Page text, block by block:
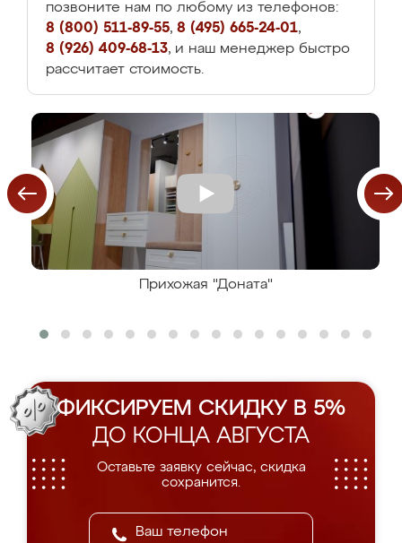
позвоните нам по любому из телефонов:
8 (800) 511-89-55, 8 (495) 665-24-01,
8 (926) 409-68-13, и наш менеджер быстро
рассчитает стоимость.
Прихожая "Доната"
ФИКСИРУЕМ СКИДКУ В 5%
ДО КОНЦА АВГУСТА
Оставьте заявку сейчас, скидка
сохранится.